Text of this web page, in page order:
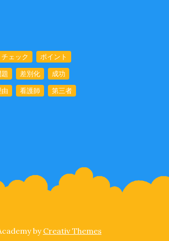
チェック
ポイント
題 差別化
成功
看護師
第三者
by Creativ Themes